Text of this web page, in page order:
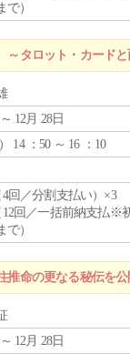
で）
タロット・カード
12月 28日
） 14 ：50 ～ 16 ：10
4回／分割支払い）×3
12回／一括前納支払※
で）
命の更なる秘伝を
12月 28日